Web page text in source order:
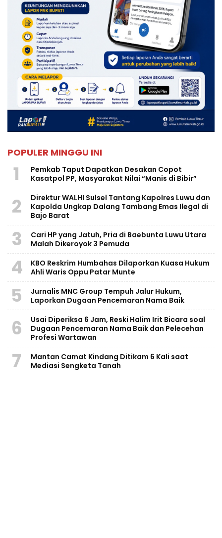
POPULER MINGGU INI
1
Pemkab Taput Dapatkan Desakan Copot
Kasatpol PP, Masyarakat Nilai “Manis di Bibir”
2
Direktur WALHI Sulsel Tantang Kapolres Luwu dan
Kapolda Ungkap Dalang Tambang Emas Ilegal di
Bajo Barat
3
Cari HP yang Jatuh, Pria di Baebunta Luwu Utara
Malah Dikeroyok 3 Pemuda
4
KBO Reskrim Humbahas Dilaporkan Kuasa Hukum
Ahli Waris Oppu Patar Munte
5
Jurnalis MNC Group Tempuh Jalur Hukum,
Laporkan Dugaan Pencemaran Nama Baik
6
Usai Diperiksa 6 Jam, Reski Halim Irit Bicara soal
Dugaan Pencemaran Nama Baik dan Pelecehan
Profesi Wartawan
7
Mantan Camat Kindang Ditikam 6 Kali saat
Mediasi Sengketa Tanah